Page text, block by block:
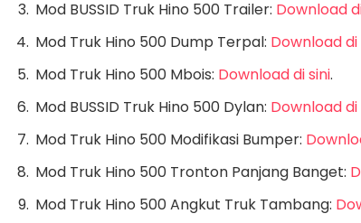
Mod BUSSID Truk Hino 500 Trailer: Download
Mod Truk Hino 500 Dump Terpal: Download di
Mod Truk Hino 500 Mbois: Download di sini.
Mod BUSSID Truk Hino 500 Dylan: Download di
Mod Truk Hino 500 Modifikasi Bumper:
Mod Truk Hino 500 Tronton Panjang Banget:
Mod Truk Hino 500 Angkut Truk Tambang: